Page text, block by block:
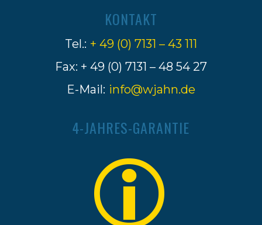
KONTAKT
Tel.: + 49 (0) 7131 – 43 111
Fax: + 49 (0) 7131 – 48 54 27
E-Mail: info@wjahn.de
4-JAHRES-GARANTIE